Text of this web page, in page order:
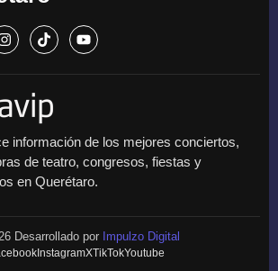
información de los mejores conciertos,
de teatro, congresos, fiestas y
en Querétaro.
Desarrollado por Impulzo Digital
InstagramXTikTokYoutube